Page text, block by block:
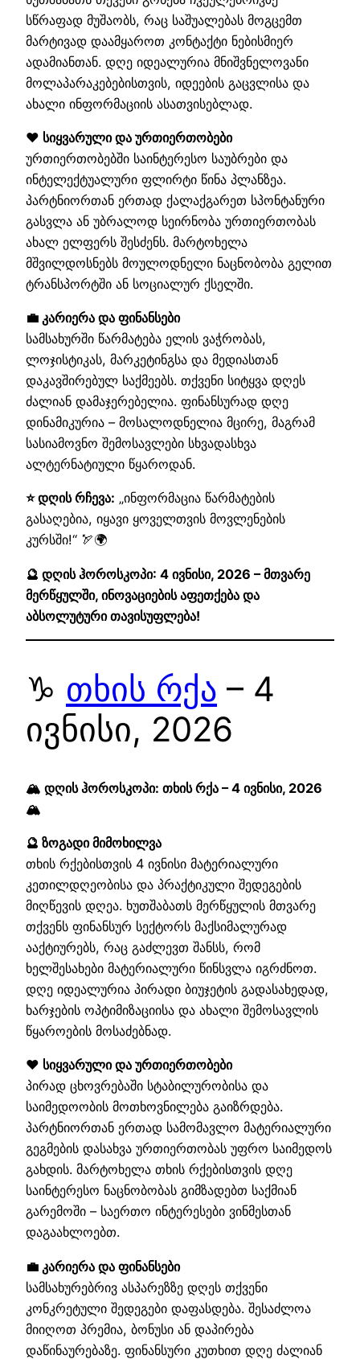
სწრაფად მუშაობს, რაც საშუალებას მოგცემთ
მარტივად დაამყაროთ კონტაქტი ნებისმიერ
ადამიანთან. დღე იდეალურია მნიშვნელოვანი
მოლაპარაკებებისთვის, იდეების გაცვლისა და
ახალი ინფორმაციის ასათვისებლად.
❤️ სიყვარული და ურთიერთობები
ურთიერთობებში საინტერესო საუბრები და
ინტელექტუალური ფლირტი წინა პლანზეა.
პარტნიორთან ერთად ქალაქგარეთ სპონტანური
გასვლა ან უბრალოდ სეირნობა ურთიერთობას
ახალ ელფერს შესძენს. მარტოხელა
მშვილდოსნებს მოულოდნელი ნაცნობობა გელით
ტრანსპორტში ან სოციალურ ქსელში.
💼 კარიერა და ფინანსები
სამსახურში წარმატება ელის ვაჭრობას,
ლოჯისტიკას, მარკეტინგსა და მედიასთან
დაკავშირებულ საქმეებს. თქვენი სიტყვა დღეს
ძალიან დამაჯერებელია. ფინანსურად დღე
დინამიკურია – მოსალოდნელია მცირე, მაგრამ
სასიამოვნო შემოსავლები სხვადასხვა
ალტერნატიული წყაროდან.
⭐ დღის რჩევა: „ინფორმაცია წარმატების
გასაღებია, იყავი ყოველთვის მოვლენების
კურსში!“ 🏹🌍
🔮 დღის ჰოროსკოპი: 4 ივნისი, 2026 – მთვარე
მერწყულში, ინოვაციების აფეთქება და
აბსოლუტური თავისუფლება!
♑ თხის რქა – 4
ივნისი, 2026
🏔️ დღის ჰოროსკოპი: თხის რქა – 4 ივნისი, 2026
🏔️
🔮 ზოგადი მიმოხილვა
თხის რქებისთვის 4 ივნისი მატერიალური
კეთილდღეობისა და პრაქტიკული შედეგების
მიღწევის დღეა. ხუთშაბათს მერწყულის მთვარე
თქვენს ფინანსურ სექტორს მაქსიმალურად
ააქტიურებს, რაც გაძლევთ შანსს, რომ
ხელშესახები მატერიალური წინსვლა იგრძნოთ.
დღე იდეალურია პირადი ბიუჯეტის გადასახედად,
ხარჯების ოპტიმიზაციისა და ახალი შემოსავლის
წყაროების მოსაძებნად.
❤️ სიყვარული და ურთიერთობები
პირად ცხოვრებაში სტაბილურობისა და
საიმედოობის მოთხოვნილება გაიზრდება.
პარტნიორთან ერთად სამომავლო მატერიალური
გეგმების დასახვა ურთიერთობას უფრო საიმედოს
გახდის. მარტოხელა თხის რქებისთვის დღე
საინტერესო ნაცნობობას გიმზადებთ საქმიან
გარემოში – საერთო ინტერესები ვინმესთან
დაგაახლოებთ.
💼 კარიერა და ფინანსები
სამსახურებრივ ასპარეზზე დღეს თქვენი
კონკრეტული შედეგები დაფასდება. შესაძლოა
მიიღოთ პრემია, ბონუსი ან დაპირება
დაწინაურებაზე. ფინანსური კუთხით დღე ძალიან